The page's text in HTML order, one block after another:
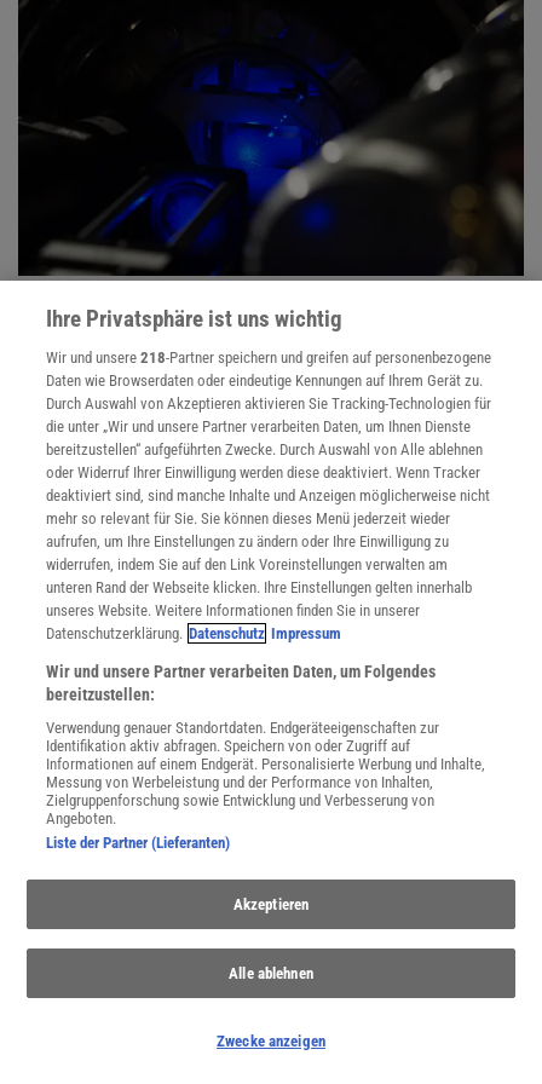
Quantensprung in der Gravitationswellenmessung
Atome können als hochpräzise Quantensensoren dabei helfen,
zentrale Rätsel der Kosmologie zu lösen. Bislang sind die
Signale im Rauschen untergegangen. Doch es gibt einen Trick.
Ihre Privatsphäre ist uns wichtig
Wir und unsere218-Partner speichern und greifen auf personenbezogene
Daten wie Browserdaten oder eindeutige Kennungen auf Ihrem Gerät zu.
Durch Auswahl von Akzeptieren aktivieren Sie Tracking-Technologien für
die unter „Wir und unsere Partner verarbeiten Daten, um Ihnen Dienste
bereitzustellen“ aufgeführten Zwecke. Durch Auswahl von Alle ablehnen
oder Widerruf Ihrer Einwilligung werden diese deaktiviert. Wenn Tracker
deaktiviert sind, sind manche Inhalte und Anzeigen möglicherweise nicht
mehr so relevant für Sie. Sie können dieses Menü jederzeit wieder
aufrufen, um Ihre Einstellungen zu ändern oder Ihre Einwilligung zu
widerrufen, indem Sie auf den Link Voreinstellungen verwalten am
unteren Rand der Webseite klicken. Ihre Einstellungen gelten innerhalb
unseres Website. Weitere Informationen finden Sie in unserer
Datenschutzerklärung. Datenschutz Impressum
Wir und unsere Partner verarbeiten Daten, um Folgendes
bereitzustellen:
Verwendung genauer Standortdaten. Endgeräteeigenschaften zur
Identifikation aktiv abfragen. Speichern von oder Zugriff auf
Informationen auf einem Endgerät. Personalisierte Werbung und Inhalte,
Messung von Werbeleistung und der Performance von Inhalten,
Zielgruppenforschung sowie Entwicklung und Verbesserung von
Angeboten.
Liste der Partner (Lieferanten)
Akzeptieren
Alle ablehnen
Zwecke anzeigen